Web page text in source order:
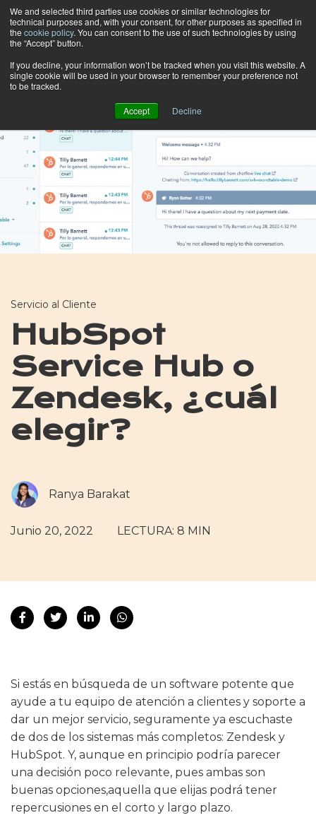
We and selected third parties use cookies or similar technologies for
technical purposes and, with your consent, for other purposes as specified in
the cookie policy. You can consent to the use of such technologies by using
the “Accept” button.
If you decline, your information won’t be tracked when you visit this website. A
single cookie will be used in your browser to remember your preference not
to be tracked.
Accept Decline
Servicio al Cliente
HubSpot
Service Hub o
Zendesk, ¿cuál
elegir?
Ranya Barakat
Junio 20, 2022 LECTURA: 8 MIN
Si estás en búsqueda de un software potente que
ayude a tu equipo de atención a clientes y soporte a
dar un mejor servicio, seguramente ya escuchaste
de dos de los sistemas más completos: Zendesk y
HubSpot. Y, aunque en principio podría parecer
una decisión poco relevante, pues ambas son
buenas opciones,aquella que elijas podrá tener
repercusiones en el corto y largo plazo.